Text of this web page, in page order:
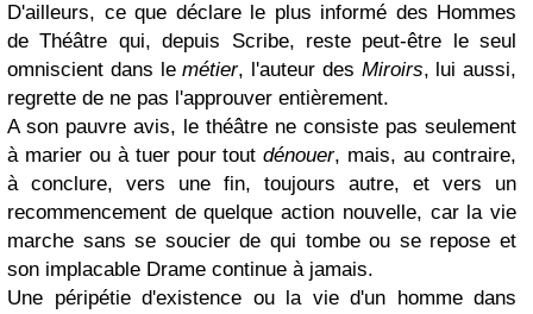
D'ailleurs, ce que déclare le plus informé des Hommes
de Théâtre qui, depuis Scribe, reste peut-être le seul
omniscient dans lemétier, l'auteur des Miroirs, lui aussi,
regrette de ne pas l'approuver entièrement.
A son pauvre avis, le théâtre ne consiste pas seulement
à marier ou à tuer pour toutdénouer, mais, au contraire,
à conclure, vers une fin, toujours autre, et vers un
recommencement de quelque action nouvelle, car la vie
marche sans se soucier de qui tombe ou se repose et
son implacable Drame continue à jamais.
Une péripétie d'existence ou la vie d'un homme dans